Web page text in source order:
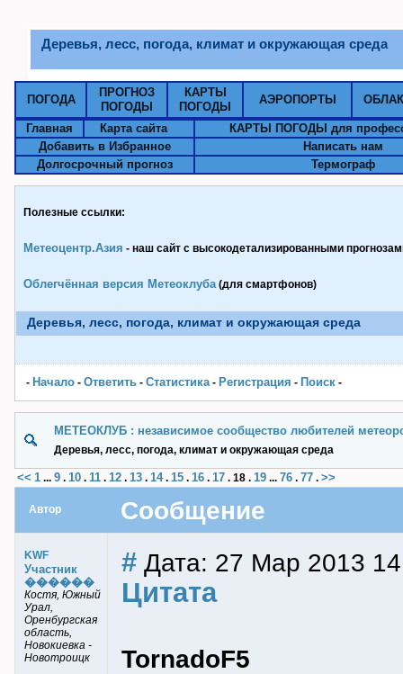
Деревья, лесс, погода, климат и окружающая среда
ПОГОДА
ПРОГНОЗ
ПОГОДЫ
КАРТЫ
ПОГОДЫ
АЭРОПОРТЫ
Главная Карта сайта
КАРТЫ ПОГОДЫ для
Добавить в Избранное
Написать нам
Долгосрочный прогноз
Термограф
Полезные ссылки:
Метеоцентр.Азия - наш сайт с высокодетализированными
Облегчённая версия Метеоклуба(для смартфонов)
Деревья, лесс, погода, климат и окружающая среда
- Начало - Ответить - Статистика- Pегистрация - Поиск -
МЕТЕОКЛУБ : независимое сообщество любителей
Деревья, лесс, погода, климат и окружающая среда
<< 1 ... 9 . 10 . 11 . 12 . 13 . 14. 15 . 16 . 17 . 18 . 19 ... 76 . 77 . >>
Автор Сообщение
KWF
Участник
������
Костя, Южный
Урал,
Оренбургская
область,
Новокиевка -
Новотроицк
# Дата: 27 Мар 2013
Цитата
TornadoF5